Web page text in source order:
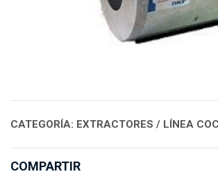
CATEGORÍA: EXTRACTORES / LÍNEA
COMPARTIR